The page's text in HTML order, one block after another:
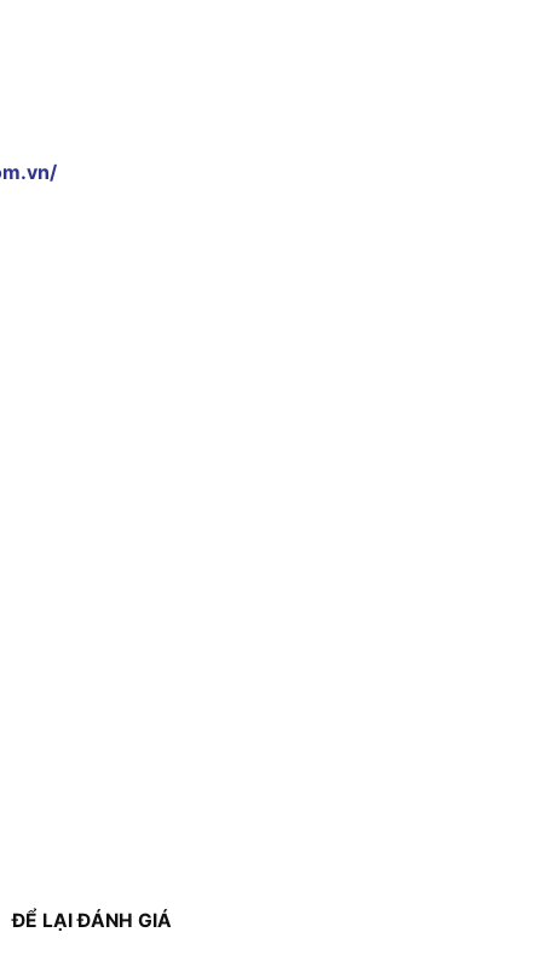
ĐỂ LẠI ĐÁNH GIÁ